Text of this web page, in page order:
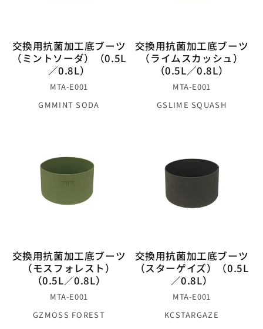
交換用抗菌加工底ブーツ
（ミントソーダ）（0.5L
／0.8L）
MTA-E001
GMMINT SODA
交換用抗菌加工底ブーツ
（ライムスカッシュ）
（0.5L／0.8L）
MTA-E001
GSLIME SQUASH
交換用抗菌加工底ブーツ
（モスフォレスト）
（0.5L／0.8L）
MTA-E001
GZMOSS FOREST
交換用抗菌加工底ブーツ
（スターゲイズ）（0.5L
／0.8L）
MTA-E001
KCSTARGAZE